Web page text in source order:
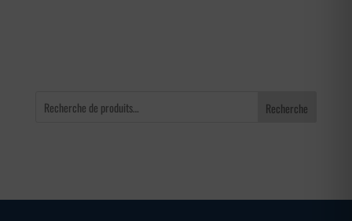
Recherche